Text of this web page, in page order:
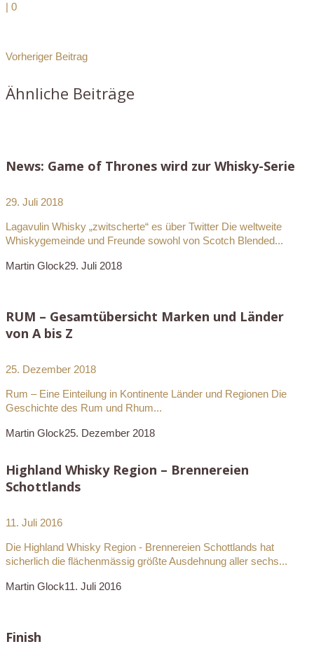
| 0
Vorheriger Beitrag
Ähnliche Beiträge
News: Game of Thrones wird zur Whisky-Serie
29. Juli 2018
Lagavulin Whisky „zwitscherte“ es über Twitter Die weltweite
Whiskygemeinde und Freunde sowohl von Scotch Blended...
Martin Glock29. Juli 2018
RUM – Gesamtübersicht Marken und Länder
von A bis Z
25. Dezember 2018
Rum – Eine Einteilung in Kontinente Länder und Regionen Die
Geschichte des Rum und Rhum...
Martin Glock25. Dezember 2018
Highland Whisky Region – Brennereien
Schottlands
11. Juli 2016
Die Highland Whisky Region - Brennereien Schottlands hat
sicherlich die flächenmässig größte Ausdehnung aller sechs...
Martin Glock11. Juli 2016
Finish